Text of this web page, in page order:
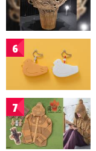
6
7